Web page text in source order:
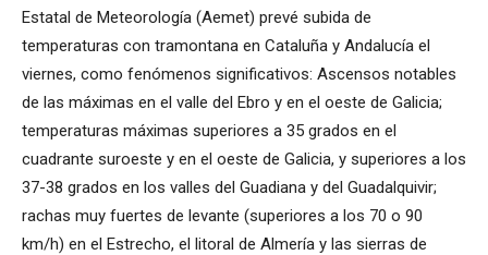
Estatal de Meteorología (Aemet) prevé subida de
temperaturas con tramontana en Cataluña y Andalucía el
viernes, como fenómenos significativos: Ascensos notables
de las máximas en el valle del Ebro y en el oeste de Galicia;
temperaturas máximas superiores a 35 grados en el
cuadrante suroeste y en el oeste de Galicia, y superiores a los
37-38 grados en los valles del Guadiana y del Guadalquivir;
rachas muy fuertes de levante (superiores a los 70 o 90
km/h) en el Estrecho, el litoral de Almería y las sierras de